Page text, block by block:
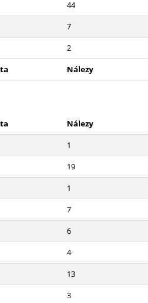
44
7
2
Nálezy
Nálezy
1
19
1
7
6
4
13
3